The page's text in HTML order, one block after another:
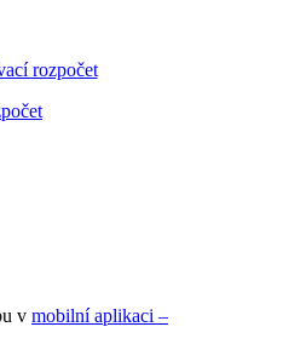
rozpočet
v mobilní aplikaci –